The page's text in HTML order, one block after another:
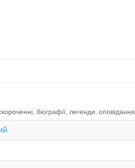
біографії, легенди, оповiдання